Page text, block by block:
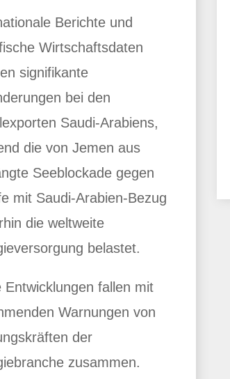
Berichte und
Wirtschaftsdaten
signifikante
bei den
Saudi-Arabiens,
die von Jemen aus
Seeblockade gegen
mit Saudi-Arabien-Bezug
die weltweite
belastet.
Entwicklungen fallen mit
Warnungen von
der
zusammen.